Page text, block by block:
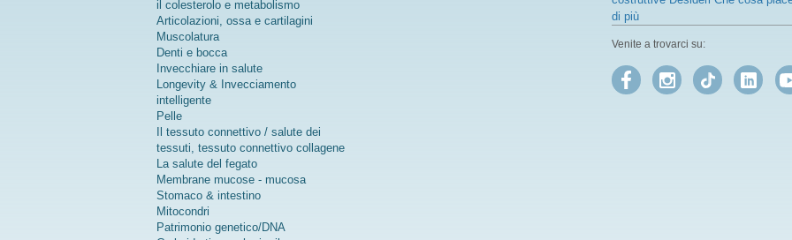
il colesterolo e metabolismo
Articolazioni, ossa e cartilagini
Muscolatura
Denti e bocca
Invecchiare in salute
Longevity & Invecciamento
intelligente
Pelle
Il tessuto connettivo / salute dei
tessuti, tessuto connettivo collagene
La salute del fegato
Membrane mucose - mucosa
Stomaco & intestino
Mitocondri
Patrimonio genetico/DNA
di più
Venite a trovarci su: